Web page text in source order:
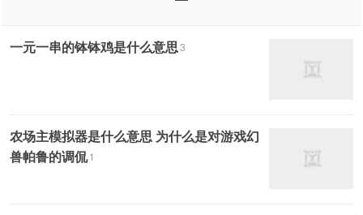
一元一串的钵钵鸡是什么意思3
农场主模拟器是什么意思 为什么是对游戏幻
兽帕鲁的调侃1